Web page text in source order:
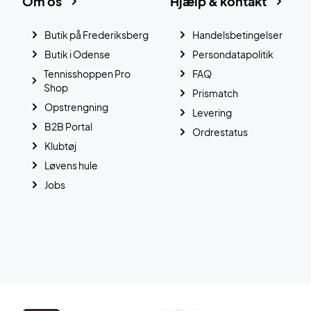
Handelsbetingelser
Persondatapolitik
FAQ
Prismatch
Levering
Ordrestatus
Butik på Frederiksberg
Butik i Odense
Tennisshoppen Pro
Shop
Opstrengning
B2B Portal
Klubtøj
Løvens hule
Jobs